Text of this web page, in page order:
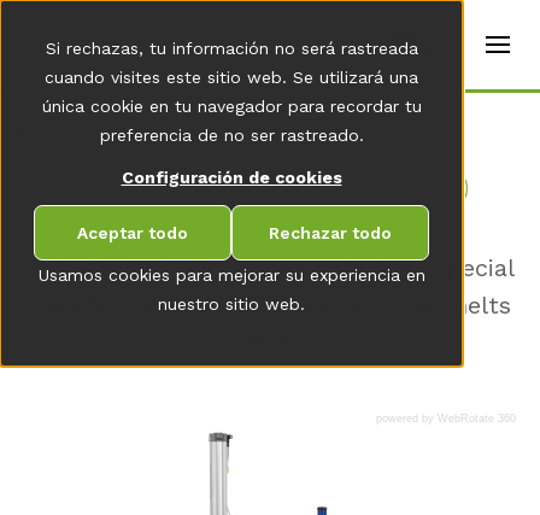
Usamos cookies para mejorar su experiencia en
nuestro sitio web.
Si rechazas, tu información no será rastreada
cuando visites este sitio web. Se utilizará una
única cookie en tu navegador para recordar tu
preferencia de no ser rastreado.
Configuración de cookies
Aceptar todo Rechazar todo
t
r
s
E
n
s
)
RO­BA­PUR 20 MOD
RobaPur 20 MOD es una solución especial
para fundir de forma cuidadosa hotmelts
powered by WebRotate 360